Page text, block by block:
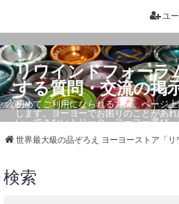
ユ
リワインドフォーラ
する質問・交流の掲
初めてご利用になられる方は、ページ
します。ヨーヨーでお困りのことがあ
い。できないトリック・ヨーヨー選び
世界最大級の品ぞろえ ヨーヨーストア「リ
検索